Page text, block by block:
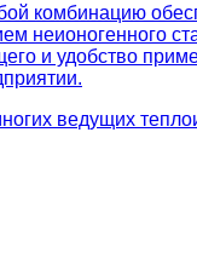
комбинацию
неионогенного
и удобство
ведущих